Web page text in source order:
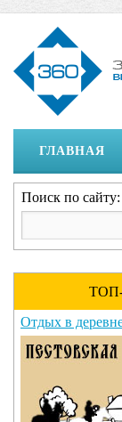
ГЛАВНАЯ
Поиск по сайту:
Отдых в